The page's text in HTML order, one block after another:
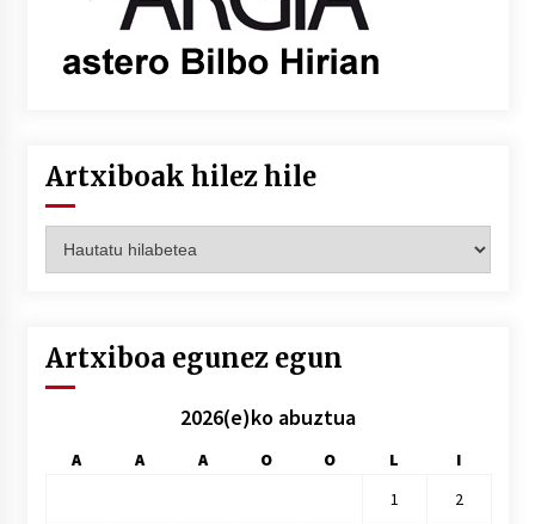
Artxiboak hilez hile
hilez
Artxiboa egunez egun
2026(e)ko abuztua
A A A O O L
I
1
2